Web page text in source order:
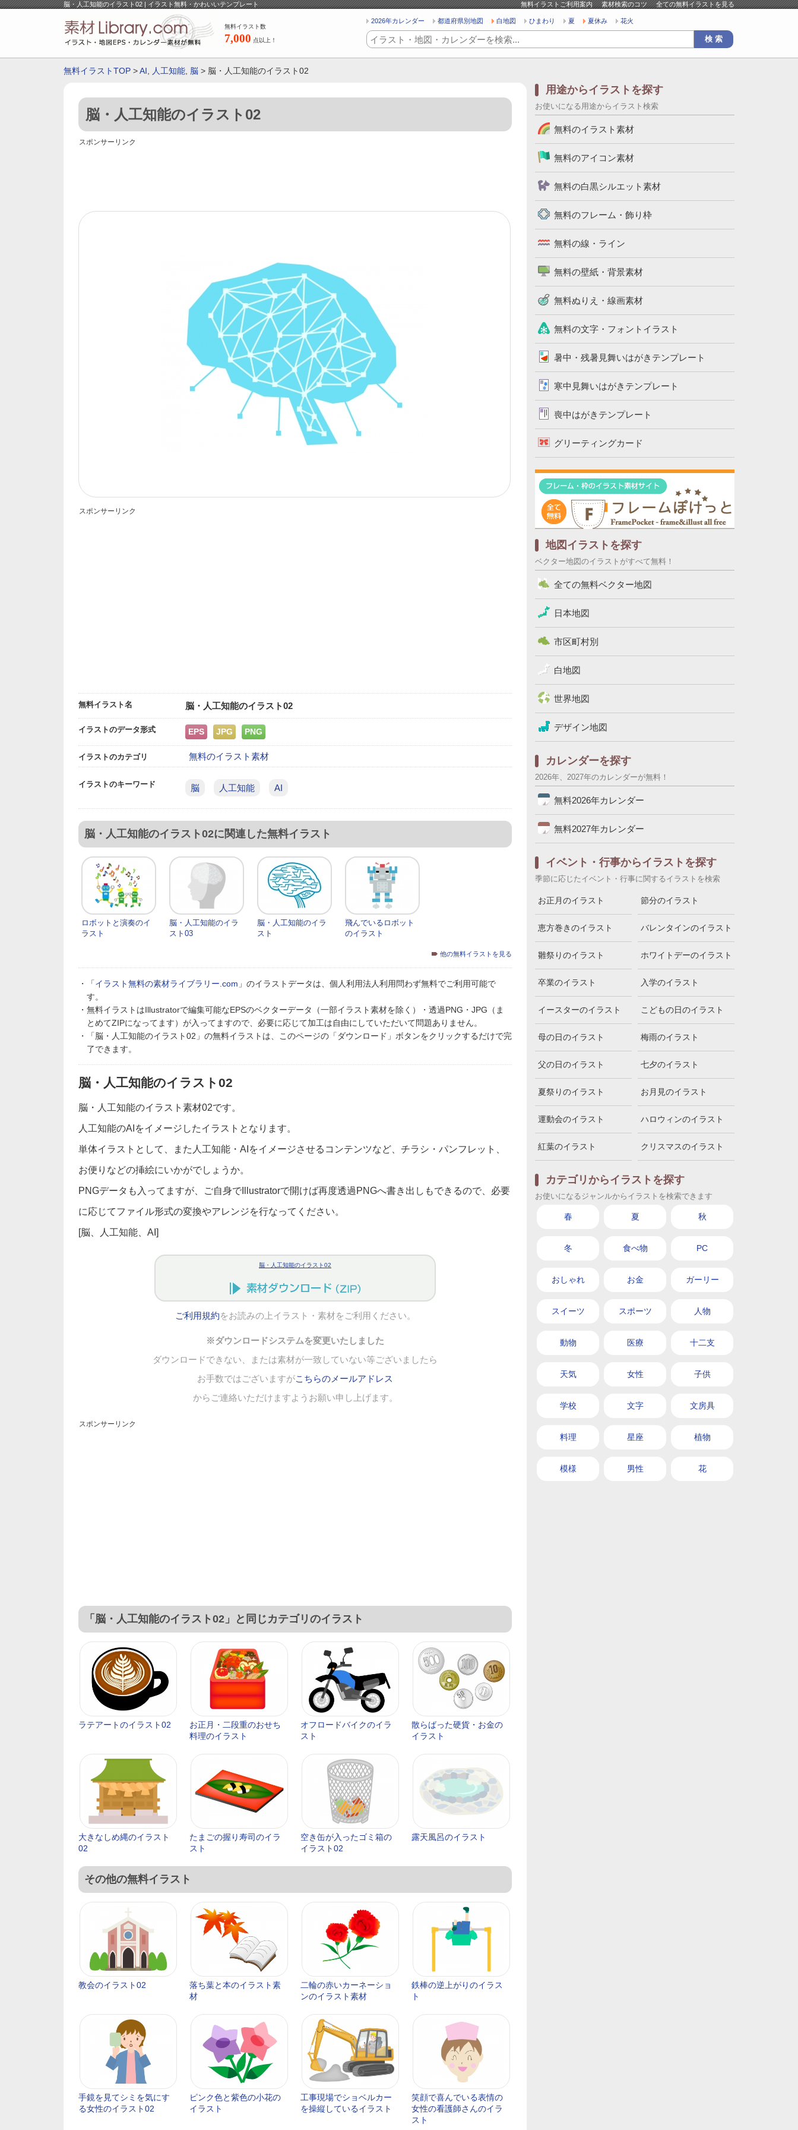
脳・人工知能のイラスト02 | イラスト無料・かわいいテンプレート 無料イラストご利用案内 素材検索のコツ 全ての無料イラストを見る
無料イラスト数
7,000 点以上！
2026年カレンダー 都道府県別地図 白地図 ひまわり 夏 夏休み 花火
無料イラストTOP >AI 人工知能 脳 > 脳・人工知能のイラスト02
脳・人工知能のイラスト02
スポンサーリンク
スポンサーリンク
無料イラスト名 脳・人工知能のイラスト02
イラストのデータ形式 EPS JPG PNG
イラストのカテゴリ 無料のイラスト素材
イラストのキーワード 脳 人工知能 AI
脳・人工知能のイラスト02に関連した無料イラスト
ロボットと演奏のイ
ラスト
脳・人工知能のイラ
スト03
脳・人工知能のイラ
スト
飛んでいるロボット
のイラスト
他の無料イラストを見る
・「イラスト無料の素材ライブラリー.com 」のイラストデータは、個人利用法人利用問わず無料でご利用可能で
す。
・無料イラストはIllustratorで編集可能なEPSのベクターデータ（一部イラスト素材を除く）・透過PNG・JPG（ま
とめてZIPになってます）が入ってますので、必要に応じて加工は自由にしていただいて問題ありません。
・「脳・人工知能のイラスト02」の無料イラストは、このページの「ダウンロード」ボタンをクリックするだけで完
了できます。
脳・人工知能のイラスト02
脳・人工知能のイラスト素材02です。
人工知能のAIをイメージしたイラストとなります。
単体イラストとして、また人工知能・AIをイメージさせるコンテンツなど、チラシ・パンフレット、
お便りなどの挿絵にいかがでしょうか。
PNGデータも入ってますが、ご自身でIllustratorで開けば再度透過PNGへ書き出しもできるので、必要
に応じてファイル形式の変換やアレンジを行なってください。
[脳、人工知能、AI]
脳・人工知能のイラスト02
ご利用規約をお読みの上イラスト・素材をご利用ください。
※ダウンロードシステムを変更いたしました
ダウンロードできない、または素材が一致していない等ございましたら
お手数ではございますがこちらのメールアドレス
からご連絡いただけますようお願い申し上げます。
スポンサーリンク
「脳・人工知能のイラスト02」と同じカテゴリのイラスト
ラテアートのイラスト02
お正月・二段重のおせち
料理のイラスト
オフロードバイクのイラ
スト
散らばった硬貨・お金の
イラスト
大きなしめ縄のイラスト
02
たまごの握り寿司のイラ
スト
空き缶が入ったゴミ箱の
イラスト02
露天風呂のイラスト
その他の無料イラスト
教会のイラスト02
落ち葉と本のイラスト素
材
二輪の赤いカーネーショ
ンのイラスト素材
鉄棒の逆上がりのイラス
ト
手鏡を見てシミを気にす
る女性のイラスト02
ピンク色と紫色の小花の
イラスト
工事現場でショベルカー
を操縦しているイラスト
笑顔で喜んでいる表情の
女性の看護師さんのイラ
スト
用途からイラストを探す
お使いになる用途からイラスト検索
無料のイラスト素材
無料のアイコン素材
無料の白黒シルエット素材
無料のフレーム・飾り枠
無料の線・ライン
無料の壁紙・背景素材
無料ぬりえ・線画素材
無料の文字・フォントイラスト
暑中・残暑見舞いはがきテンプレート
寒中見舞いはがきテンプレート
喪中はがきテンプレート
グリーティングカード
地図イラストを探す
ベクター地図のイラストがすべて無料！
全ての無料ベクター地図
日本地図
市区町村別
白地図
世界地図
デザイン地図
カレンダーを探す
2026年、2027年のカレンダーが無料！
無料2026年カレンダー
無料2027年カレンダー
イベント・行事からイラストを探す
季節に応じたイベント・行事に関するイラストを検索
お正月のイラスト 節分のイラスト
恵方巻きのイラスト バレンタインのイラスト
雛祭りのイラスト ホワイトデーのイラスト
卒業のイラスト 入学のイラスト
イースターのイラスト こどもの日のイラスト
母の日のイラスト 梅雨のイラスト
父の日のイラスト 七夕のイラスト
夏祭りのイラスト お月見のイラスト
運動会のイラスト ハロウィンのイラスト
紅葉のイラスト クリスマスのイラスト
カテゴリからイラストを探す
お使いになるジャンルからイラストを検索できます
春 夏 秋
冬 食べ物 PC
おしゃれ お金 ガーリー
スイーツ スポーツ 人物
動物 医療 十二支
天気 女性 子供
学校 文字 文房具
料理 星座 植物
模様 男性 花